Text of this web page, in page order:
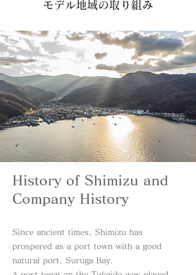
モデル地域の取り組み
History of Shimizu and
Company History
Since ancient times, Shimizu has
prospered as a port town with a good
natural port, Suruga Bay.